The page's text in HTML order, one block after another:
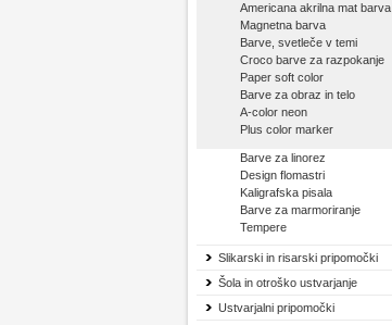
Americana akrilna mat barva
Magnetna barva
Barve, svetleče v temi
Croco barve za razpokanje
Paper soft color
Barve za obraz in telo
A-color neon
Plus color marker
Barve za linorez
Design flomastri
Kaligrafska pisala
Barve za marmoriranje
Tempere
Slikarski in risarski pripomočki
Šola in otroško ustvarjanje
Ustvarjalni pripomočki